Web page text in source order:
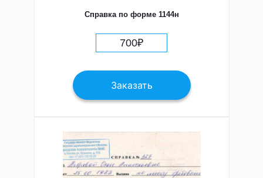
Справка по форме 1144н
700₽
Заказать